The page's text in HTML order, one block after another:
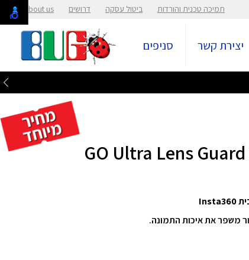
תמיכה טכנית והורדות ביטול עסקה דרושים About us
יצירת קשר סניפים